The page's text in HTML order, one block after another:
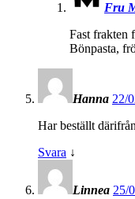
Fru
Fast frakten
Bönpasta,
Hanna 22/
Har beställt
Svara ↓
Linnea 25/